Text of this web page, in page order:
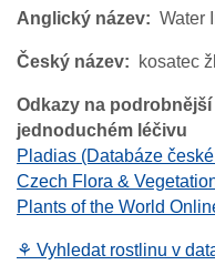
Anglický název Water
Český název kosatec
Odkazy na
jednoduchém léčivu
Pladias (Databáze
Czech Flora &
Plants of the World
⚘ Vyhledat rostlinu v